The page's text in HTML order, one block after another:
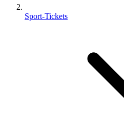
Sport-Tickets